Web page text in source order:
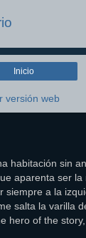
Inicio
versión web
habitación sin
aparenta ser
siempre a la
salta la varilla
hero of the